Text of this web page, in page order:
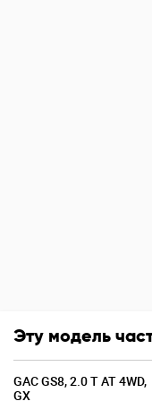
Эту модель
GAC GS8, 2.0 T AT 4WD,
GX